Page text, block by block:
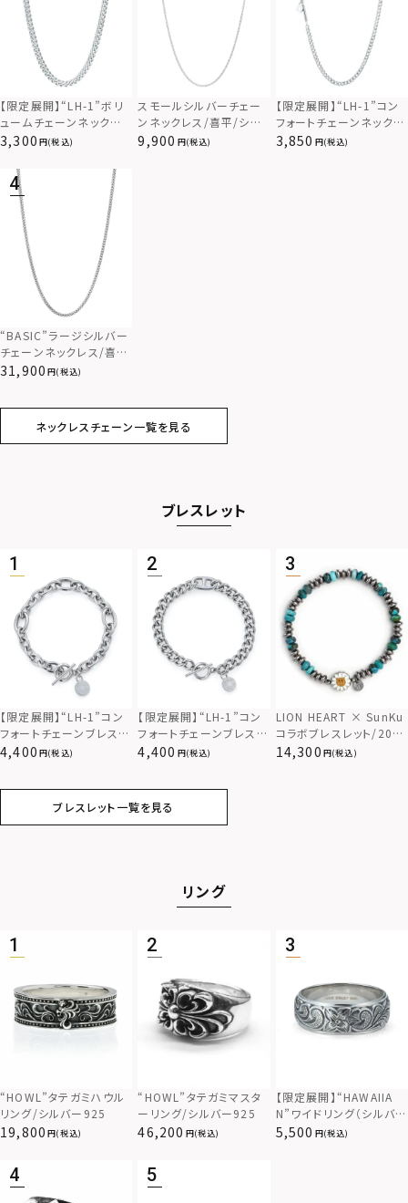
【限定展開】“LH-1”ボリ
ュームチェーンネックレ
ス（カットキヘイ）/サージ
ルギー対応）
3,300 (税込)
スモールシルバーチェー
ンネックレス/喜平/シル
バー925
9,900 (税込)
【限定展開】“LH-1”コン
フォートチェーンネックレ
ス（キヘイ）/サージカル
3,850 (税込)
“BASIC”ラージシルバー
チェーンネックレス/喜
平/シルバー925
31,900 (税込)
ネックレスチェーン一覧を見る
ブレスレット
【限定展開】“LH-1”コン
フォートチェーンブレスレ
ット（アズキ）/サージカル
4,400 (税込)
【限定展開】“LH-1”コン
フォートチェーンブレスレ
ット（キヘイ＆アンカー）/
4,400 (税込)
LION HEART × SunKu
コラボブレスレット/2024
年モデル/TYPE D（ター
14,300 (税込)
ブレスレット一覧を見る
リング
“HOWL”タテガミハウル
リング/シルバー925
19,800 (税込)
“HOWL”タテガミマスタ
ーリング/シルバー925
46,200 (税込)
【限定展開】“HAWAIIA
N”ワイドリング（シルバ
ー）/サージカルステンレ
5,500 (税込)